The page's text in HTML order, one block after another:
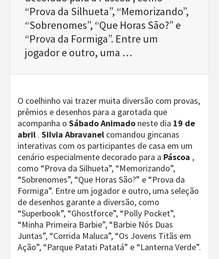
“Prova da Silhueta”, “Memorizando”,
“Sobrenomes”, “Que Horas São?” e
“Prova da Formiga”. Entre um
jogador e outro, uma …
O coelhinho vai trazer muita diversão com provas,
prêmios e desenhos para a garotada que
acompanha o Sábado Animado neste dia 19 de
abril . Silvia Abravanel comandou gincanas
interativas com os participantes de casa em um
cenário especialmente decorado para a Páscoa ,
como “Prova da Silhueta”, “Memorizando”,
“Sobrenomes”, “Que Horas São?” e “Prova da
Formiga”. Entre um jogador e outro, uma seleção
de desenhos garante a diversão, como
“Superbook”, “Ghostforce”, “Polly Pocket”,
“Minha Primeira Barbie”, “Barbie Nós Duas
Juntas”, “Corrida Maluca”, “Os Jovens Titãs em
Ação”, “Parque Patati Patatá” e “Lanterna Verde”.